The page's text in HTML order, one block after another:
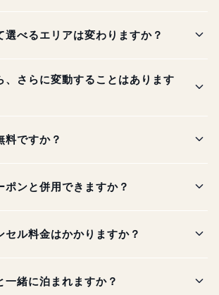
選べるエリアは変わりますか？ expand_more
、さらに変動することはあります
expand_more
料ですか？ expand_more
ポンと併用できますか？ expand_more
セル料金はかかりますか？ expand_more
一緒に泊まれますか？ expand_more